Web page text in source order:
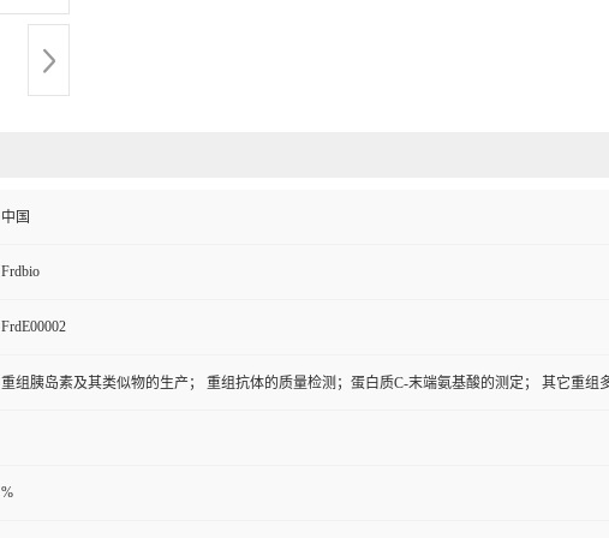
中国
Frdbio
FrdE00002
重组胰岛素及其类似物的生产； 重组抗体的质量检测；蛋白质C-末端氨基酸的测定； 其它重组
%